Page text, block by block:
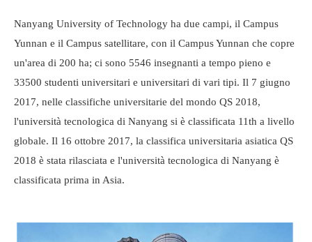
Nanyang University of Technology ha due campi, il Campus
Yunnan e il Campus satellitare, con il Campus Yunnan che copre
un'area di 200 ha; ci sono 5546 insegnanti a tempo pieno e
33500 studenti universitari e universitari di vari tipi. Il 7 giugno
2017, nelle classifiche universitarie del mondo QS 2018,
l'università tecnologica di Nanyang si è classificata 11th a livello
globale. Il 16 ottobre 2017, la classifica universitaria asiatica QS
2018 è stata rilasciata e l'università tecnologica di Nanyang è
classificata prima in Asia.